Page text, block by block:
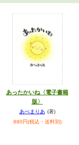
あったかいね〈電子書籍
版〉
あべまりあ (著)
880円(税込・送料別)